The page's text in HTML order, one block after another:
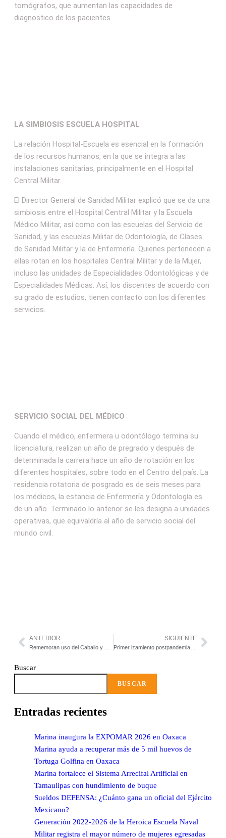
tomógrafos, que aumentan las capacidades de
diagnostico de los pacientes.
LA SIMBIOSIS ESCUELA HOSPITAL
La relación Hospital-Escuela es esencial en la formación
de los recursos humanos, en la que se integra a las
instalaciones sanitarias, principalmente en el Hospital
Central Militar.
El Director General de Sanidad Militar explicó que se da una
simbiosis entre el Hospital Central Militar y la Escuela
Médico Militar, así como con las escuelas del Servicio de
Sanidad, y las escuelas Militar de Odontología, de Clases
de Sanidad Militar y la de Enfermería. Quienes pertenecen a
ellas rotan en los hospitales Central Militar y de la Mujer,
incluso las unidades de Especialidades Odontológicas y de
Especialidades Médicas. Así, los discentes de acuerdo con
su grado de estudios, tienen contacto con los diferentes
servicios.
SERVICIO SOCIAL DEL MÉDICO
Cuando el médico, enfermera u odontólogo termina su
licenciatura, realizan un año de pregrado y después de
determinada la carrera hace un año de rotación en los
diferentes hospitales, sobre todo en el Centro del país. La
residencia rotatoria de posgrado es de seis meses para
los médicos, la estancia de Enfermería y Odontología es
de un año. Terminado lo anterior se les designa a unidades
operativas, que equivaldría al año de servicio social del
mundo civil.
ANTERIOR SIGUIENTE
Primer izamiento postpandemia del Lábaro Patrio
Buscar
BUSCAR
Entradas recientes
Marina inaugura la EXPOMAR 2026 en Oaxaca
Marina ayuda a recuperar más de 5 mil huevos de
Tortuga Golfina en Oaxaca
Marina fortalece el Sistema Arrecifal Artificial en
Tamaulipas con hundimiento de buque
Sueldos DEFENSA: ¿Cuánto gana un oficial del Ejército
Mexicano?
Generación 2022-2026 de la Heroica Escuela Naval
Militar registra el mayor número de mujeres egresadas